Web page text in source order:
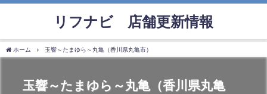
リフナビ®店舗更新情報
ホーム 玉響～たまゆら～丸亀（香川県丸亀市）
玉響～たまゆら～丸亀（香川県丸亀